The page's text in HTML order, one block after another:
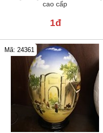
cao cấp
1đ
Mã: 24361